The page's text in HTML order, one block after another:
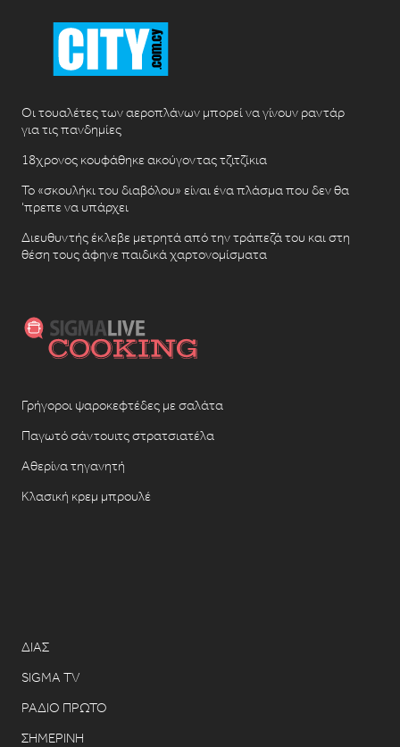
Οι τουαλέτες των αεροπλάνων μπορεί να γίνουν ραντάρ
για τις πανδημίες
18χρονος κουφάθηκε ακούγοντας τζιτζίκια
Το «σκουλήκι του διαβόλου» είναι ένα πλάσμα που δεν θα
‘πρεπε να υπάρχει
Διευθυντής έκλεβε μετρητά από την τράπεζά του και στη
θέση τους άφηνε παιδικά χαρτονομίσματα
Γρήγοροι ψαροκεφτέδες με σαλάτα
Παγωτό σάντουιτς στρατσιατέλα
Αθερίνα τηγανητή
Κλασική κρεμ μπρουλέ
ΔΙΑΣ
SIGMA TV
ΡΑΔΙΟ ΠΡΩΤΟ
ΣΗΜΕΡΙΝΗ